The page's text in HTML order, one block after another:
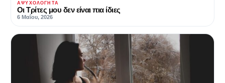
ΑΨΥΧΟΛΌΓΗΤΑ
Οι Τρίτες μου δεν είναι πια ίδιες
6 Μαΐου, 2026